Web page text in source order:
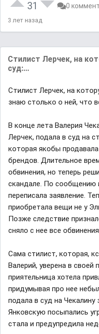
31 0
3 лет назад
Стилист Лерчек, на
суд:...
Стилист Лерчек, на
знаю столько о ней, что
В конце лета Валерия
Лерчек, подала в суд на
которая якобы
брендов. Длительное
обвинения, но теперь
скандале. По сообщению
переписала заявление.
приобретала вещи не у
Позже следствие
сняло с нее все
Сама стилист, которая,
Валерий, уверена в
приятельница хотела
придумывая про нее
подала в суд на Чекалину
Янковскую посыпались
стала и предупредила